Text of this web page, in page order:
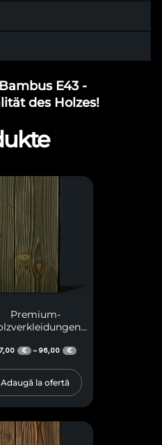
E43 -
des Holzes!
Premium-
€ – 96,00 €
Adaugă la ofertă